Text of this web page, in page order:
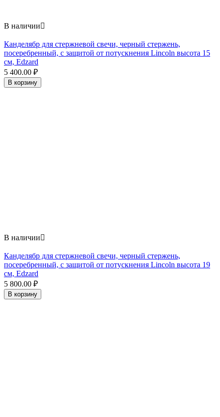
В наличии
Канделябр для стержневой свечи, черный стержень,
посеребренный, с защитой от потускнения Lincoln высота 15
см, Edzard
5 400.00 ₽
В корзину
В наличии
Канделябр для стержневой свечи, черный стержень,
посеребренный, с защитой от потускнения Lincoln высота 19
см, Edzard
5 800.00 ₽
В корзину